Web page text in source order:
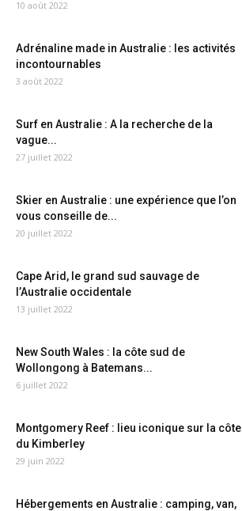
10 août 2022
Adrénaline made in Australie : les activités
incontournables
3 août 2022
Surf en Australie : A la recherche de la
vague...
27 juillet 2022
Skier en Australie : une expérience que l’on
vous conseille de...
20 juillet 2022
Cape Arid, le grand sud sauvage de
l’Australie occidentale
13 juillet 2022
New South Wales : la côte sud de
Wollongong à Batemans...
6 juillet 2022
Montgomery Reef : lieu iconique sur la côte
du Kimberley
29 juin 2022
Hébergements en Australie : camping, van,